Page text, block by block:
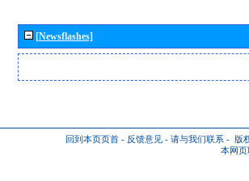
[Newsflashes]
回到本页页首 - 反馈意见 - 请与我们联系 - 版
本网页